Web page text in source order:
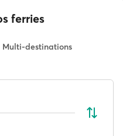
ferries
Multi-destinations